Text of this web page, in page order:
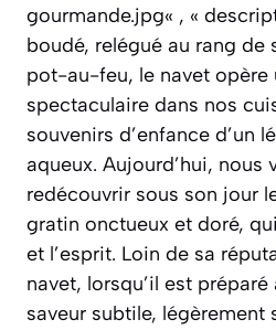
gourmande.jpg« , «
boudé, relégué au rang de
pot-au-feu, le navet opère
spectaculaire dans nos
souvenirs d’enfance d’un
aqueux. Aujourd’hui, nous
redécouvrir sous son jour
gratin onctueux et doré,
et l’esprit. Loin de sa
navet, lorsqu’il est
saveur subtile, légèrement